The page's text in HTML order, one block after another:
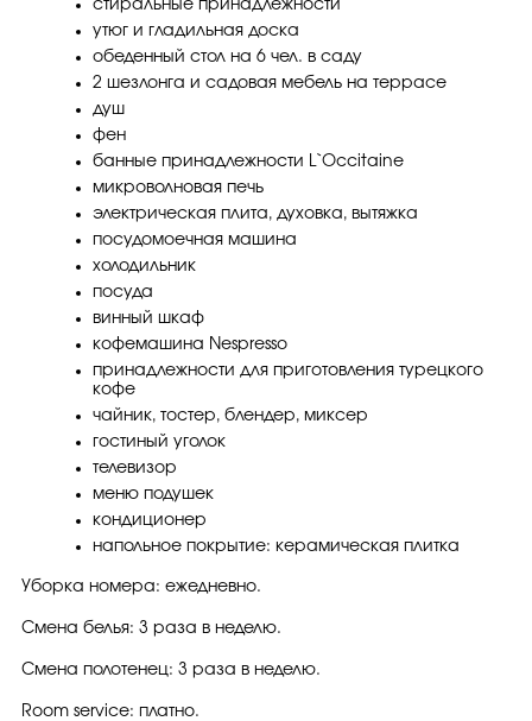
стиральные принадлежности
утюг и гладильная доска
обеденный стол на 6 чел. в саду
2 шезлонга и садовая мебель на террасе
душ
фен
банные принадлежности L`Occitaine
микроволновая печь
электрическая плита, духовка, вытяжка
посудомоечная машина
холодильник
посуда
винный шкаф
кофемашина Nespresso
принадлежности для приготовления турецкого
кофе
чайник, тостер, блендер, миксер
гостиный уголок
телевизор
меню подушек
кондиционер
напольное покрытие: керамическая плитка
Уборка номера: ежедневно.
Смена белья: 3 раза в неделю.
Смена полотенец: 3 раза в неделю.
Room service: платно.